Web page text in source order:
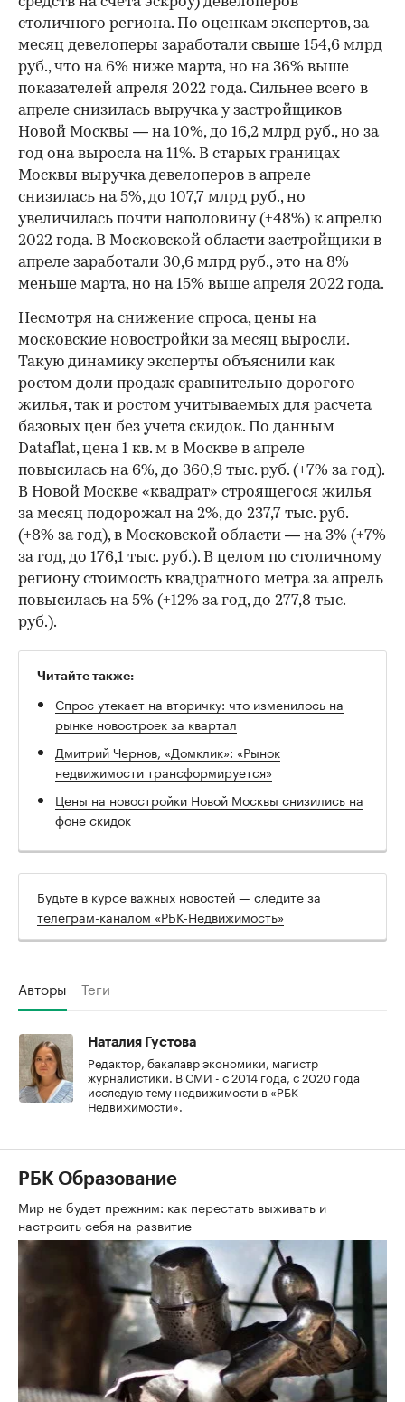
столичного региона. По оценкам экспертов, за
месяц девелоперы заработали свыше 154,6 млрд
руб., что на 6% ниже марта, но на 36% выше
показателей апреля 2022 года. Сильнее всего в
апреле снизилась выручка у застройщиков
Новой Москвы — на 10%, до 16,2 млрд руб., но за
год она выросла на 11%. В старых границах
Москвы выручка девелоперов в апреле
снизилась на 5%, до 107,7 млрд руб., но
увеличилась почти наполовину (+48%) к апрелю
2022 года. В Московской области застройщики в
апреле заработали 30,6 млрд руб., это на 8%
меньше марта, но на 15% выше апреля 2022 года.
Несмотря на снижение спроса, цены на
московские новостройки за месяц выросли.
Такую динамику эксперты объяснили как
ростом доли продаж сравнительно дорогого
жилья, так и ростом учитываемых для расчета
базовых цен без учета скидок. По данным
Dataflat, цена 1 кв. м в Москве в апреле
повысилась на 6%, до 360,9 тыс. руб. (+7% за год).
В Новой Москве «квадрат» строящегося жилья
за месяц подорожал на 2%, до 237,7 тыс. руб.
(+8% за год), в Московской области — на 3% (+7%
за год, до 176,1 тыс. руб.). В целом по столичному
региону стоимость квадратного метра за апрель
повысилась на 5% (+12% за год, до 277,8 тыс.
руб.).
Читайте также:
Спрос утекает на вторичку: что изменилось на
рынке новостроек за квартал
Дмитрий Чернов, «Домклик»: «Рынок
недвижимости трансформируется»
Цены на новостройки Новой Москвы снизились на
фоне скидок
Будьте в курсе важных новостей — следите за
телеграм-каналом «РБК-Недвижимость»
Авторы Теги
Наталия Густова
Редактор, бакалавр экономики, магистр
журналистики. В СМИ - с 2014 года, с 2020 года
исследую тему недвижимости в «РБК-
Недвижимости».
РБК Образование
Мир не будет прежним: как перестать выживать и
настроить себя на развитие